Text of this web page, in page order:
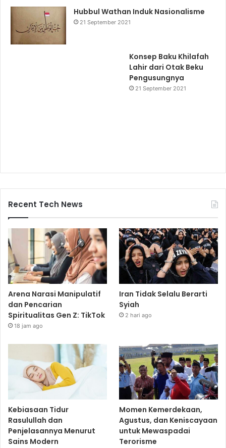
Hubbul Wathan Induk Nasionalisme
21 September 2021
Konsep Baku Khilafah
Lahir dari Otak Beku
Pengusungnya
21 September 2021
Recent Tech News
Arena Narasi Manipulatif
dan Pencarian
Spiritualitas Gen Z: TikTok
18 jam ago
Iran Tidak Selalu Berarti
Syiah
2 hari ago
Kebiasaan Tidur
Rasulullah dan
Penjelasannya Menurut
Sains Modern
Momen Kemerdekaan,
Agustus, dan Keniscayaan
untuk Mewaspadai
Terorisme